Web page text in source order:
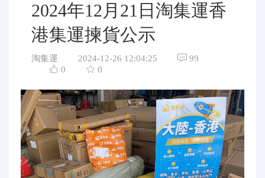
2024年12月21日淘集運香
港集運揀貨公示
淘集運 2024-12-26 12:04:25
99
0
0